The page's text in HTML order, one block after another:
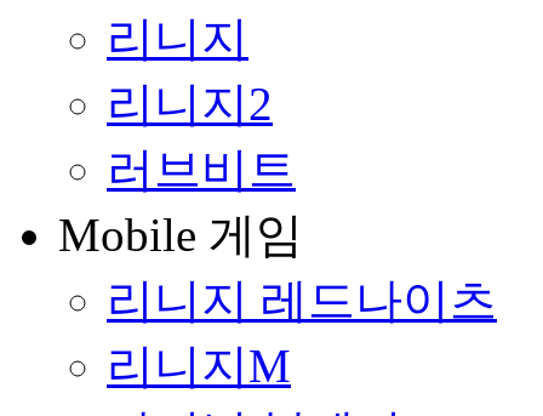
리니지
리니지2
러브비트
Mobile 게임
리니지 레드나이츠
리니지M